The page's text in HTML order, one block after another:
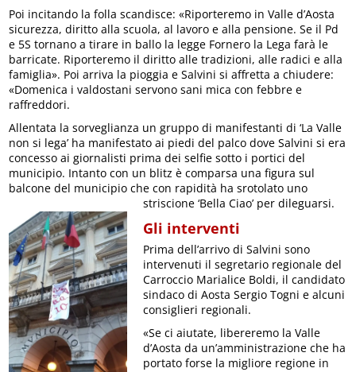
Poi incitando la folla scandisce: «Riporteremo in Valle d’Aosta
sicurezza, diritto alla scuola, al lavoro e alla pensione. Se il Pd
e 5S tornano a tirare in ballo la legge Fornero la Lega farà le
barricate. Riporteremo il diritto alle tradizioni, alle radici e alla
famiglia». Poi arriva la pioggia e Salvini si affretta a chiudere:
«Domenica i valdostani servono sani mica con febbre e
raffreddori.
Allentata la sorveglianza un gruppo di manifestanti di ‘La Valle
non si lega’ ha manifestato ai piedi del palco dove Salvini si era
concesso ai giornalisti prima dei selfie sotto i portici del
municipio. Intanto con un blitz è comparsa una figura sul
balcone del municipio che con rapidità ha srotolato uno
striscione ‘Bella Ciao’ per dileguarsi.
Gli interventi
Prima dell’arrivo di Salvini sono
intervenuti il segretario regionale del
Carroccio Marialice Boldi, il candidato
sindaco di Aosta Sergio Togni e alcuni
consiglieri regionali.
«Se ci aiutate, libereremo la Valle
d’Aosta da un’amministrazione che ha
portato forse la migliore regione in